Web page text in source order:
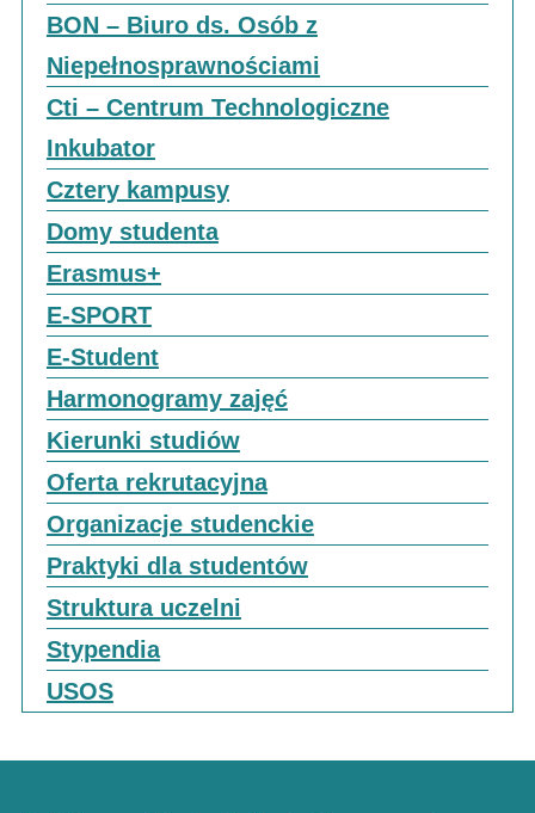
BON – Biuro ds. Osób z
Niepełnosprawnościami
Cti – Centrum Technologiczne
Inkubator
Cztery kampusy
Domy studenta
Erasmus+
E-SPORT
E-Student
Harmonogramy zajęć
Kierunki studiów
Oferta rekrutacyjna
Organizacje studenckie
Praktyki dla studentów
Struktura uczelni
Stypendia
USOS